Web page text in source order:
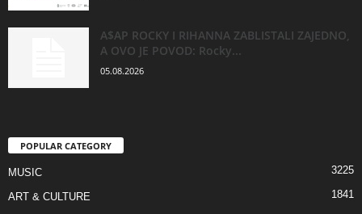
A$AP ROCKY I RIHANNA ZABLISTALI ZAJEDNO,
A OVO JE POVOD: Rocky...
05.08.2026
POPULAR CATEGORY
MUSIC 3225
ART & CULTURE
1841